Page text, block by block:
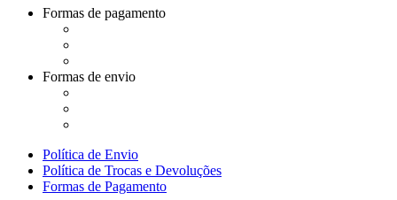
Formas de pagamento
Formas de envio
Política de Envio
Política de Trocas e Devoluções
Formas de Pagamento